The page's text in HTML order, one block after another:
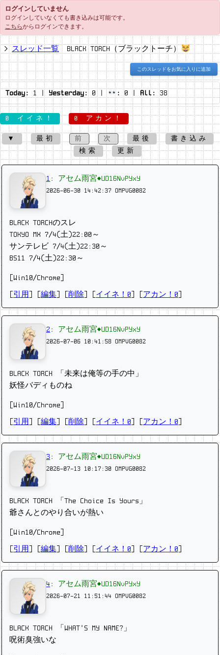
ログインしていません
ログインしていなくても書き込みは可能です。
こちらからログインできます。
スレッド一覧 BLACK TORCH（ブラックトーチ）
このスレッドをお気に入りに追加
Today: 1 | Yesterday:0 | : 0 | All: 38
0 イイネ！ 0 アカン！
▼ 最初 前 次 最後
書き込み
検索
更新
1 : アセム雨宮◆UD16NvPYxY
2026-06-30 14:42:37 OMPVG0082
BLACK TORCHのスレ
TOKYO MX 7/4(土)22:00～
サンテレビ 7/4(土)22:30～
BS11 7/4(土)22:30～
[Win10/Chrome]
引用 編集 削除 イイネ！0 アカン！0
2 : アセム雨宮◆UD16NvPYxY
2026-07-06 10:41:58 OMPVG0082
BLACK TORCH 「未来は俺等の手の中」
妖怪バディものね
[Win10/Chrome]
引用 編集 削除 イイネ！0 アカン！0
3 : アセム雨宮◆UD16NvPYxY
2026-07-13 10:17:30 OMPVG0082
BLACK TORCH 「The Choice Is Yours」
爺さんとのやり合いが熱い
[Win10/Chrome]
引用 編集 削除 イイネ！0 アカン！0
4 : アセム雨宮◆UD16NvPYxY
2026-07-21 11:51:44 OMPVG0082
BLACK TORCH 「WHAT’S MY NAME?」
呪術臭強いな